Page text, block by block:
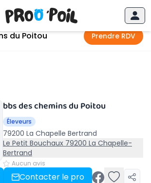
Bertrand›bbs des chemins du Poitou
du Poitou Prendre RDV
bbs des chemins du Poitou
Éleveurs
79200 La Chapelle Bertrand
Le Petit Bouchaux 79200 La Chapelle-
Bertrand
Aucun avis
Contacter le pro